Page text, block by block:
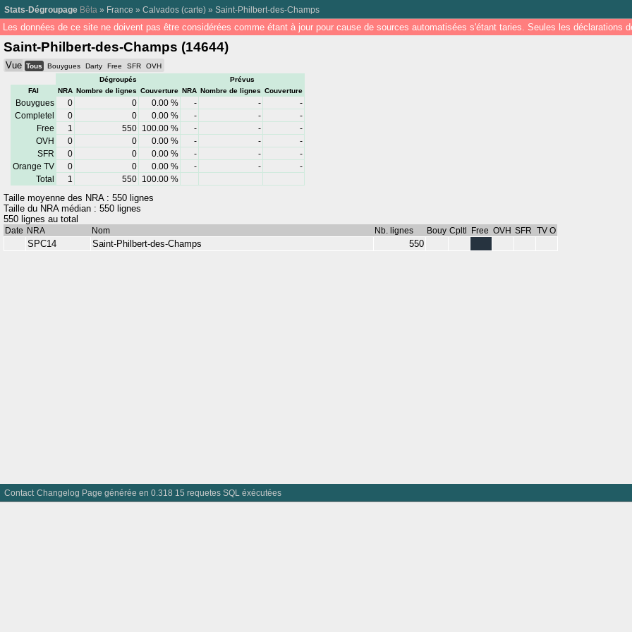
Stats-Dégroupage Bêta » France » Calvados (carte) » Saint-Philbert-des-Champs
Les données de ce site ne doivent pas être considérées comme étant à jour pour cause de sources automatisées s'étant taries. Seules les déclarations
Saint-Philbert-des-Champs (14644)
Vue Tous Bouygues Darty Free SFR
OVH
Dégroupés
Prévus
FAI
NRA Nombre de lignes Couverture NRA Nombre de lignes Couverture
Bouygues 0 0 0.00 % - -
-
Completel
0 0 0.00 % - -
-
Free
1 550 100.00 % - -
-
OVH
0 0 0.00 % - -
-
SFR
0 0 0.00 % - -
-
Orange TV
0 0 0.00 % - -
-
Total
1 550 100.00 %
Taille moyenne des NRA : 550 lignes
Taille du NRA médian : 550 lignes
550 lignes au total
Date NRA Nom Nb. lignes Bouy Cpltl Free OVH SFR TV O
SPC14 Saint-Philbert-des-Champs 550
Contact Changelog Page générée en 0.318 15 requetes SQL éxécutées